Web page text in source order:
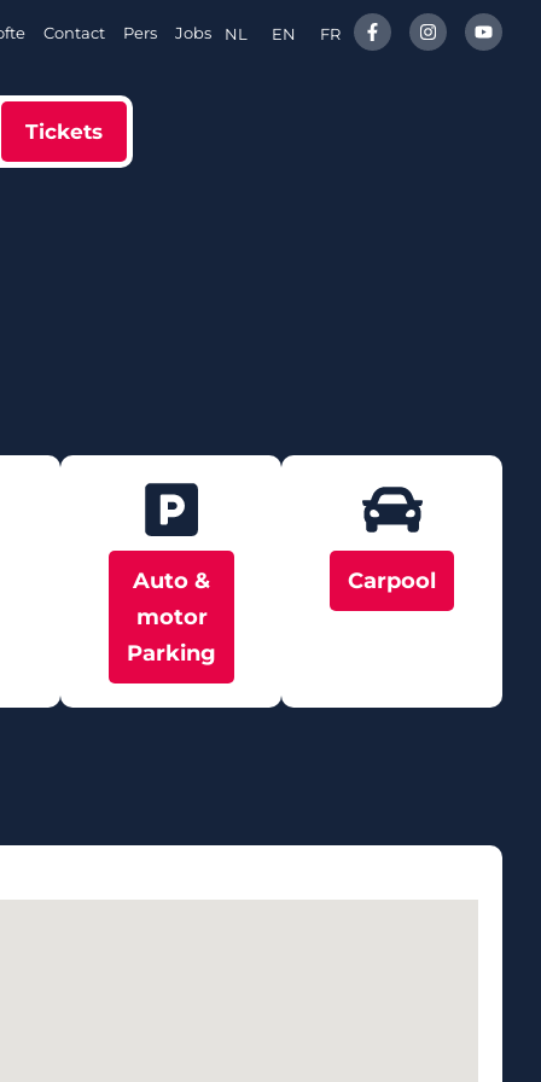
Contact Pers Jobs NL EN FR
Tickets
Auto &
motor
Parking
Carpool